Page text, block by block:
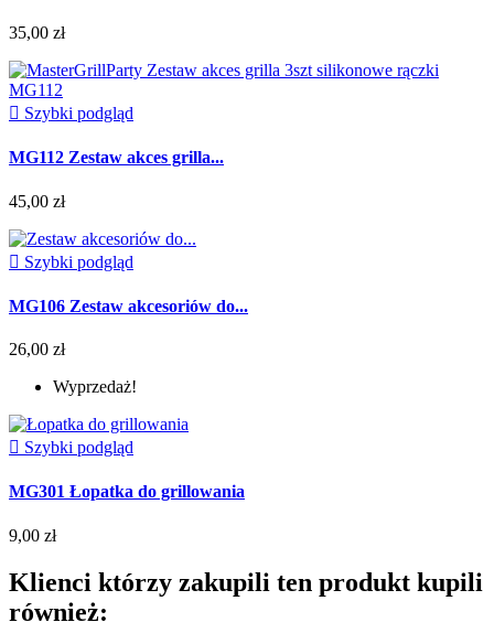
35,00 zł
 Szybki podgląd
MG112 Zestaw akces grilla...
45,00 zł
 Szybki podgląd
MG106 Zestaw akcesoriów do...
26,00 zł
Wyprzedaż!
 Szybki podgląd
MG301 Łopatka do grillowania
9,00 zł
Klienci którzy zakupili ten produkt kupili
również: